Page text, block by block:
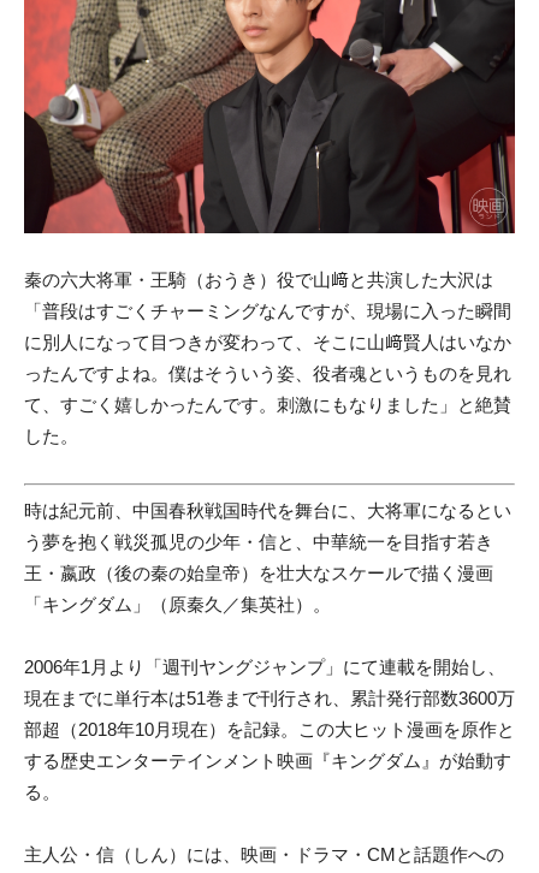
秦の六大将軍・王騎（おうき）役で山﨑と共演した大沢は
「普段はすごくチャーミングなんですが、現場に入った瞬間
に別人になって目つきが変わって、そこに山﨑賢人はいなか
ったんですよね。僕はそういう姿、役者魂というものを見れ
て、すごく嬉しかったんです。刺激にもなりました」と絶賛
した。
時は紀元前、中国春秋戦国時代を舞台に、大将軍になるとい
う夢を抱く戦災孤児の少年・信と、中華統一を目指す若き
王・嬴政（後の秦の始皇帝）を壮大なスケールで描く漫画
「キングダム」（原秦久／集英社）。
2006年1月より「週刊ヤングジャンプ」にて連載を開始し、
現在までに単行本は51巻まで刊行され、累計発行部数3600万
部超（2018年10月現在）を記録。この大ヒット漫画を原作と
する歴史エンターテインメント映画『キングダム』が始動す
る。
主人公・信（しん）には、映画・ドラマ・CMと話題作への